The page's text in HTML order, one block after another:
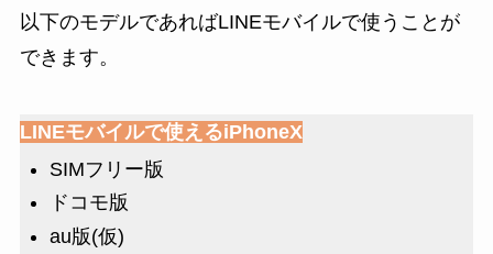
以下のモデルであればLINEモバイルで使うことが
できます。
LINEモバイルで使えるiPhoneX
SIMフリー版
ドコモ版
au版(仮)